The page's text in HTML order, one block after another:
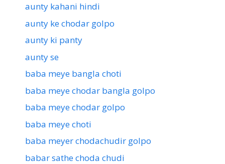
aunty kahani hindi
aunty ke chodar golpo
aunty ki panty
aunty se
baba meye bangla choti
baba meye chodar bangla golpo
baba meye chodar golpo
baba meye choti
baba meyer chodachudir golpo
babar sathe choda chudi